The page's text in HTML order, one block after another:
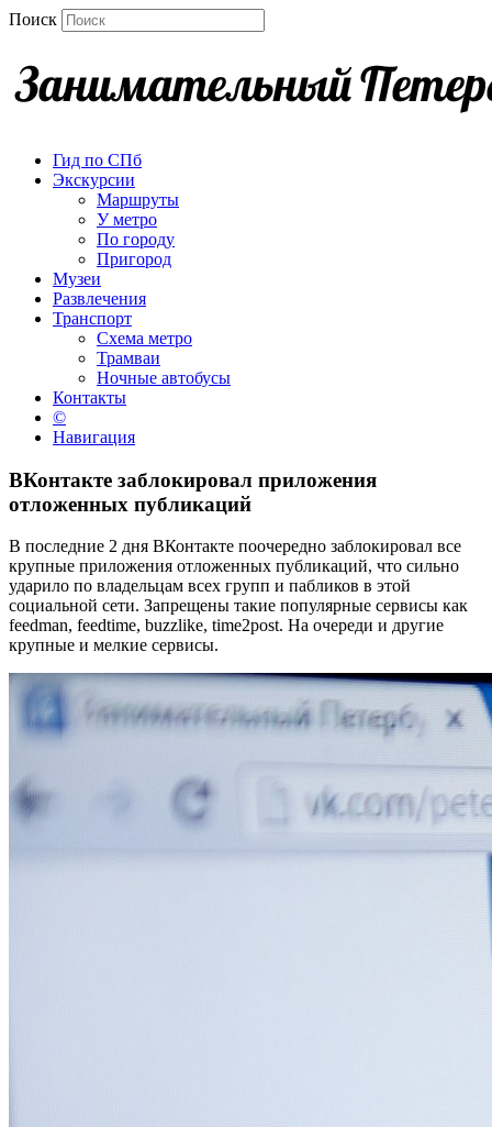
Поиск
Гид по СПб
Экскурсии
Маршруты
У метро
По городу
Пригород
Музеи
Развлечения
Транспорт
Схема метро
Трамваи
Ночные автобусы
Контакты
©
Навигация
ВКонтакте заблокировал приложения
отложенных публикаций
В последние 2 дня ВКонтакте поочередно заблокировал все
крупные приложения отложенных публикаций, что сильно
ударило по владельцам всех групп и пабликов в этой
социальной сети. Запрещены такие популярные сервисы как
feedman, feedtime, buzzlike, time2post. На очереди и другие
крупные и мелкие сервисы.